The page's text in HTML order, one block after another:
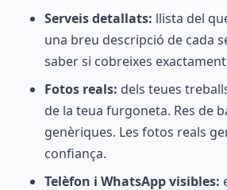
Serveis detallats: llista del
una breu descripció de cada
saber si cobreixes
Fotos reals: dels teues
de la teua furgoneta. Res de
genèriques. Les fotos reals
confiança.
Telèfon i WhatsApp visibles: